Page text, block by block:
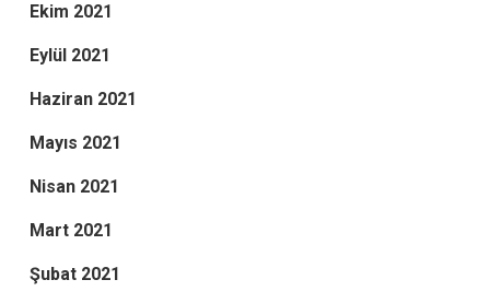
Ekim 2021
Eylül 2021
Haziran 2021
Mayıs 2021
Nisan 2021
Mart 2021
Şubat 2021